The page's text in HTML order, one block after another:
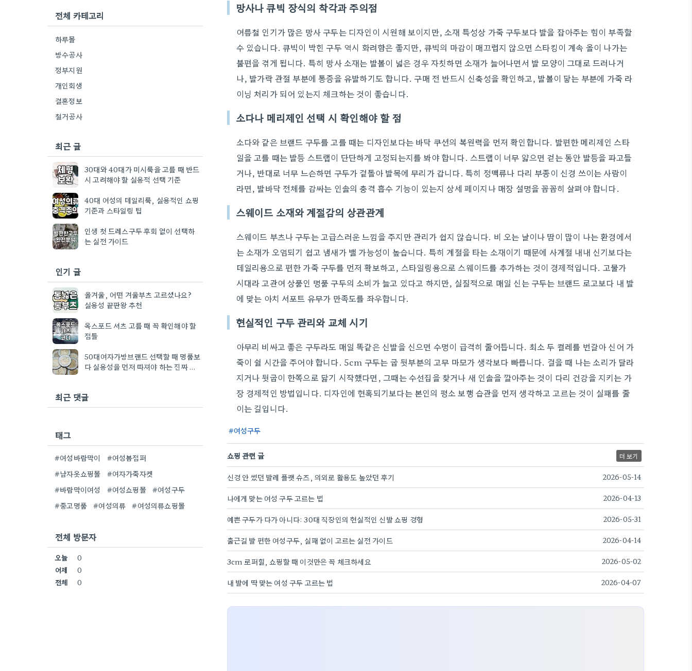
망사나 큐빅 장식의 착각과 주의점
여름철 인기가 많은 망사 구두는 디자인이 시원해 보이지만, 소재 특성상 가죽 구두보다 발을 잡아주는 힘이 부족할
수 있습니다. 큐빅이 박힌 구두 역시 화려함은 좋지만, 큐빅의 마감이 매끄럽지 않으면 스타킹이 계속 올이 나가는
불편을 겪게 됩니다. 특히 망사 소재는 발볼이 넓은 경우 자칫하면 소재가 늘어나면서 발 모양이 그대로 드러나거
나, 발가락 관절 부분에 통증을 유발하기도 합니다. 구매 전 반드시 신축성을 확인하고, 발볼이 닿는 부분에 가죽 라
이닝 처리가 되어 있는지 체크하는 것이 좋습니다.
소다나 메리제인 선택 시 확인해야 할 점
소다와 같은 브랜드 구두를 고를 때는 디자인보다는 바닥 쿠션의 복원력을 먼저 확인합니다. 발편한 메리제인 스타
일을 고를 때는 발등 스트랩이 단단하게 고정되는지를 봐야 합니다. 스트랩이 너무 얇으면 걷는 동안 발등을 파고들
거나, 반대로 너무 느슨하면 구두가 겉돌아 발목에 무리가 갑니다. 특히 정맥류나 다리 부종이 신경 쓰이는 사람이
라면, 발바닥 전체를 감싸는 인솔의 충격 흡수 기능이 있는지 상세 페이지나 매장 설명을 꼼꼼히 살펴야 합니다.
스웨이드 소재와 계절감의 상관관계
스웨이드 부츠나 구두는 고급스러운 느낌을 주지만 관리가 쉽지 않습니다. 비 오는 날이나 땀이 많이 나는 환경에서
는 소재가 오염되기 쉽고 냄새가 밸 가능성이 높습니다. 특히 계절을 타는 소재이기 때문에 사계절 내내 신기보다는
데일리용으로 편한 가죽 구두를 먼저 확보하고, 스타일링용으로 스웨이드를 추가하는 것이 경제적입니다. 고물가
시대라 고관여 상품인 명품 구두의 소비가 늘고 있다고 하지만, 실질적으로 매일 신는 구두는 브랜드 로고보다 내 발
에 맞는 아치 서포트 유무가 만족도를 좌우합니다.
현실적인 구두 관리와 교체 시기
아무리 비싸고 좋은 구두라도 매일 똑같은 신발을 신으면 수명이 급격히 줄어듭니다. 최소 두 켤레를 번갈아 신어 가
죽이 쉴 시간을 주어야 합니다. 5cm 구두는 굽 뒷부분의 고무 마모가 생각보다 빠릅니다. 걸을 때 나는 소리가 달라
지거나 뒷굽이 한쪽으로 닳기 시작했다면, 그때는 수선집을 찾거나 새 인솔을 깔아주는 것이 다리 건강을 지키는 가
장 경제적인 방법입니다. 디자인에 현혹되기보다는 본인의 평소 보행 습관을 먼저 생각하고 고르는 것이 실패를 줄
이는 길입니다.
여성구두
쇼핑 관련 글 더 보기
신경 안 썼던 발레 플랫 슈즈, 의외로 활용도 높았던 후기 2026-05-14
나에게 맞는 여성 구두 고르는 법 2026-04-13
예쁜 구두가 다가 아니다: 30대 직장인의 현실적인 신발 쇼핑 경험 2026-05-31
출근길 발 편한 여성구두, 실패 없이 고르는 실전 가이드 2026-04-14
3cm 로퍼힐, 쇼핑할 때 이것만은 꼭 체크하세요 2026-05-02
내 발에 딱 맞는 여성 구두 고르는 법 2026-04-07
전체 카테고리
하루몰
방수공사
정부지원
개인회생
결혼정보
철거공사
최근 글
30대와 40대가 미시룩을 고를 때 반드
시 고려해야 할 실용적 선택 기준
40대 여성의 데일리룩, 실용적인 쇼핑
기준과 스타일링 팁
인생 첫 드레스구두 후회 없이 선택하
는 실전 가이드
인기 글
올겨울, 어떤 겨울부츠 고르셨나요?
실용성 끝판왕 추천
옥스포드 셔츠 고를 때 꼭 확인해야 할
점들
50대여자가방브랜드 선택할 때 명품보
다 실용성을 먼저 따져야 하는 진짜 이
최근 댓글
태그
#여성바람막이
#여성봄점퍼
#남자옷쇼핑몰
#여자가죽자켓
#바람막이여성
#여성쇼핑몰
#여성구두
#중고명품
#여성의류 #여성의류쇼핑몰
전체 방문자
오늘
0
어제
0
전체
0